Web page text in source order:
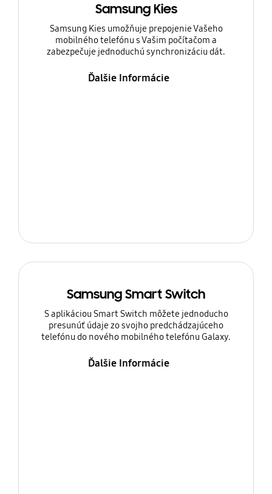
Samsung Kies
Samsung Kies umožňuje prepojenie Vašeho
mobilného telefónu s Vašim počítačom a
zabezpečuje jednoduchú synchronizáciu dát.
Ďalšie Informácie
Samsung Smart Switch
S aplikáciou Smart Switch môžete jednoducho
presunúť údaje zo svojho predchádzajúceho
telefónu do nového mobilného telefónu Galaxy.
Ďalšie Informácie